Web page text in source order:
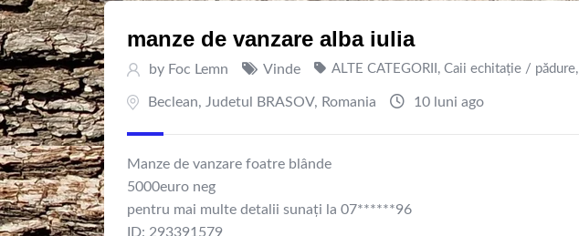
manze de vanzare alba iulia
by Foc Lemn Vinde ALTE CATEGORII , Caii echitație / pădure,
Beclean, Judetul BRASOV, Romania 10 luni ago
Manze de vanzare foatre blânde
5000euro neg
pentru mai multe detalii sunați la 07******96
ID: 293391579